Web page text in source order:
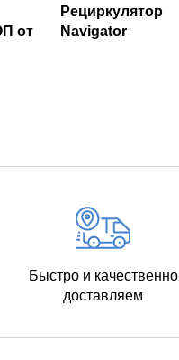
от
Рециркулятор
Navigator
Быстро и качественно
доставляем